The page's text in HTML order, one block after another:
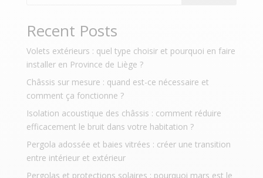
Recent Posts
Volets extérieurs : quel type choisir et pourquoi en faire
installer en Province de Liège ?
Châssis sur mesure : quand est-ce nécessaire et
comment ça fonctionne ?
Isolation acoustique des châssis : comment réduire
efficacement le bruit dans votre habitation ?
Pergola adossée et baies vitrées : créer une transition
entre intérieur et extérieur
Pergolas et protections solaires : pourquoi mars est le